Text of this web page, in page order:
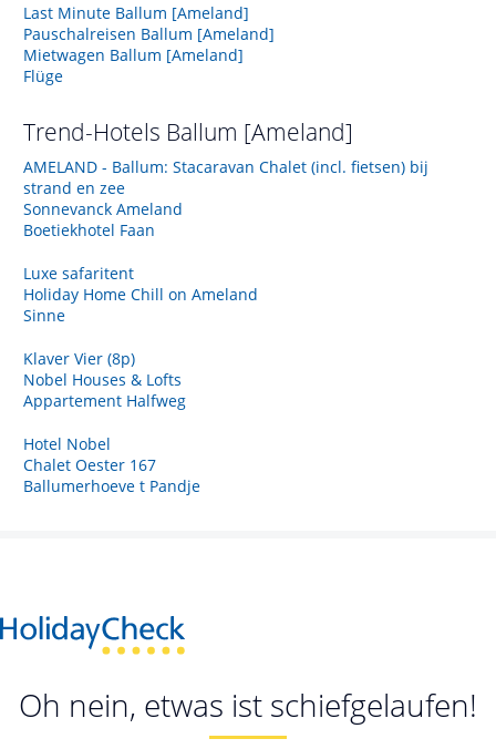
Last Minute Ballum [Ameland]
Pauschalreisen Ballum [Ameland]
Mietwagen Ballum [Ameland]
Flüge
Trend-Hotels Ballum [Ameland]
AMELAND - Ballum: Stacaravan Chalet (incl. fietsen) bij
strand en zee
Sonnevanck Ameland
Boetiekhotel Faan
Luxe safaritent
Holiday Home Chill on Ameland
Sinne
Klaver Vier (8p)
Nobel Houses & Lofts
Appartement Halfweg
Hotel Nobel
Chalet Oester 167
Ballumerhoeve t Pandje
Oh nein, etwas ist schiefgelaufen!